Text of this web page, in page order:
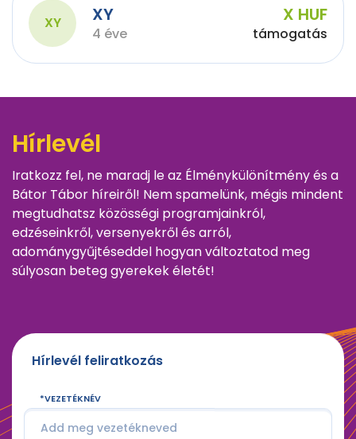
XY XY
4 éve
X HUF
támogatás
Hírlevél
Iratkozz fel, ne maradj le az Élménykülönítmény és a
Bátor Tábor híreiről! Nem spamelünk, mégis mindent
megtudhatsz közösségi programjainkról,
edzéseinkről, versenyekről és arról,
adománygyűjtéseddel hogyan változtatod meg
súlyosan beteg gyerekek életét!
Hírlevél feliratkozás
VEZETÉKNÉV